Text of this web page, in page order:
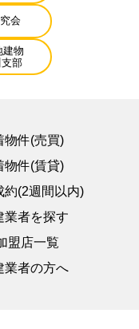
会
建物
部
物件(売買)
物件(賃貸)
約(2週間以内)
業者を探す
盟店一覧
業者の方へ